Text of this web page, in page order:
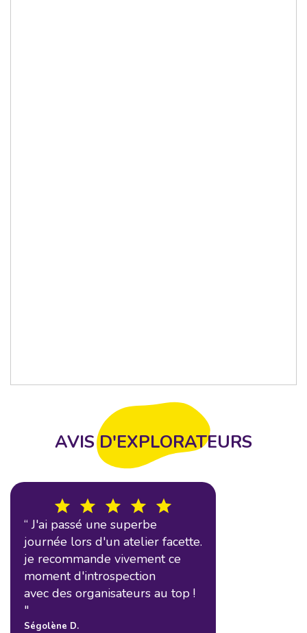
AVIS D'EXPLORATEURS
“ J'ai passé une superbe
journée lors d'un atelier facette.
je recommande vivement ce
moment d'introspection
avec des organisateurs au top !
"
Ségolène D.